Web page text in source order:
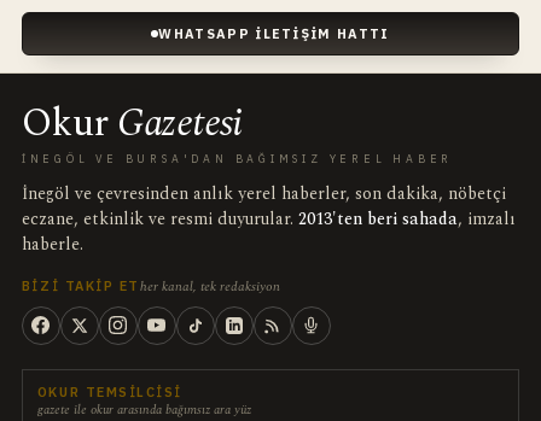
WHATSAPP İLETIŞIM HATTI
OkurGazetesi
İNEGÖL VE BURSA'DAN BAĞIMSIZ YEREL HABER
İnegöl ve çevresinden anlık yerel haberler, son dakika, nöbetçi
eczane, etkinlik ve resmi duyurular. 2013'ten beri sahada, imzalı
haberle.
BIZI TAKIP ET her kanal, tek redaksiyon
OKUR TEMSILCISI
gazete ile okur arasında bağımsız ara yüz